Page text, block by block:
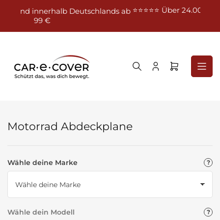
Inhalt ab ⭐⭐⭐⭐⭐ Über 24.000 Bewertungen bei eBay – 100
Anmelden
Mini-
Warenkorb
Motorrad Abdeckplane
Wähle deine Marke
Wähle dein Modell